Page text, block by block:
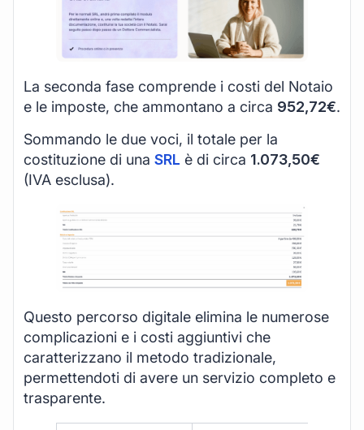
La seconda fase comprende i costi del Notaio
e le imposte, che ammontano a circa 952,72€.
Sommando le due voci, il totale per la
costituzione di una SRL è di circa 1.073,50€
(IVA esclusa).
Questo percorso digitale elimina le numerose
complicazioni e i costi aggiuntivi che
caratterizzano il metodo tradizionale,
permettendoti di avere un servizio completo e
trasparente.